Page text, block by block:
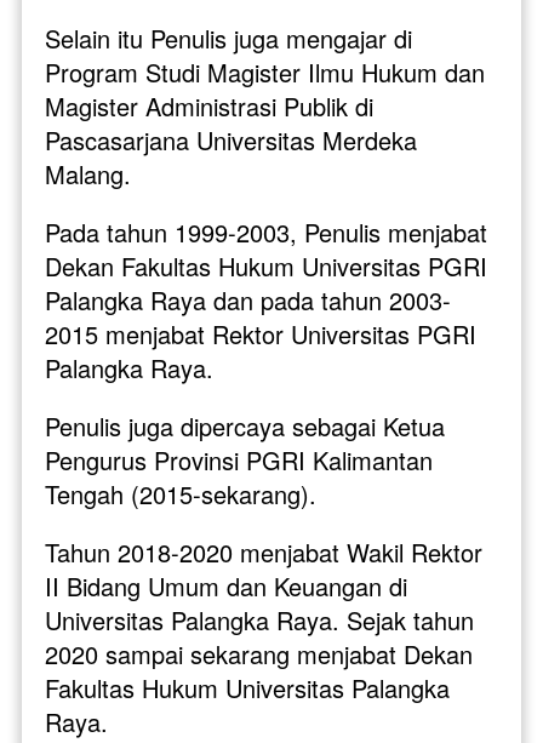
Selain itu Penulis juga mengajar di
Program Studi Magister Ilmu Hukum dan
Magister Administrasi Publik di
Pascasarjana Universitas Merdeka
Malang.
Pada tahun 1999-2003, Penulis menjabat
Dekan Fakultas Hukum Universitas PGRI
Palangka Raya dan pada tahun 2003-
2015 menjabat Rektor Universitas PGRI
Palangka Raya.
Penulis juga dipercaya sebagai Ketua
Pengurus Provinsi PGRI Kalimantan
Tengah (2015-sekarang).
Tahun 2018-2020 menjabat Wakil Rektor
II Bidang Umum dan Keuangan di
Universitas Palangka Raya. Sejak tahun
2020 sampai sekarang menjabat Dekan
Fakultas Hukum Universitas Palangka
Raya.